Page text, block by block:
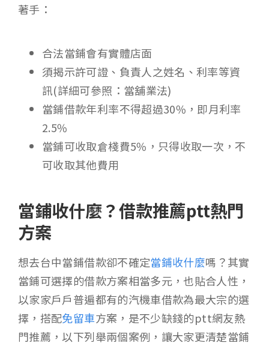
著手：
合法當鋪會有實體店面
須揭示許可證、負責人之姓名、利率等資
訊(詳細可參照：當舖業法)
當鋪借款年利率不得超過30%，即月利率
2.5%
當鋪可收取倉棧費5%，只得收取一次，不
可收取其他費用
當鋪收什麼？借款推薦ptt熱門
方案
想去台中當鋪借款卻不確定當鋪收什麼嗎？其實
當鋪可選擇的借款方案相當多元，也貼合人性，
以家家戶戶普遍都有的汽機車借款為最大宗的選
擇，搭配免留車方案，是不少缺錢的ptt網友熱
門推薦，以下列舉兩個案例，讓大家更清楚當鋪